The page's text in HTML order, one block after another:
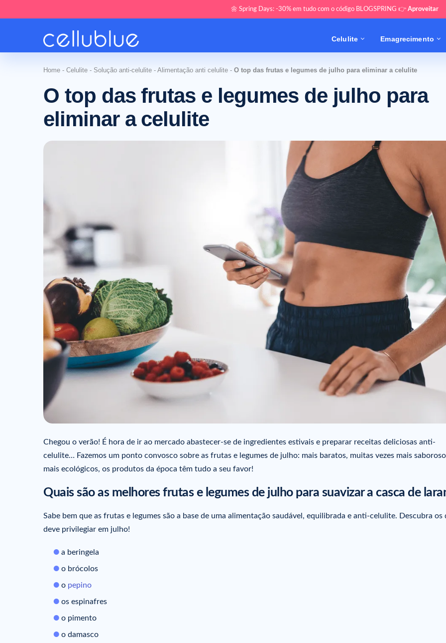
🌼 Spring Days: -30% em tudo com o código BLOGSPRING 👉 Aproveitar
Celulite Emagrecimento
Home - Celulite - Solução anti-celulite - Alimentação anti celulite - O top das frutas e legumes de julho para eliminar a celulite
O top das frutas e legumes de julho para
eliminar a celulite
Chegou o verão! É hora de ir ao mercado abastecer-se de ingredientes estivais e preparar receitas deliciosas anti-
celulite… Fazemos um ponto convosco sobre as frutas e legumes de julho: mais baratos, muitas vezes mais
mais ecológicos, os produtos da época têm tudo a seu favor!
Quais são as melhores frutas e legumes de julho para suavizar a casca de
Sabe bem que as frutas e legumes são a base de uma alimentação saudável, equilibrada e anti-celulite. Descubra os
deve privilegiar em julho!
a beringela
o brócolos
o pepino
os espinafres
o pimento
o damasco